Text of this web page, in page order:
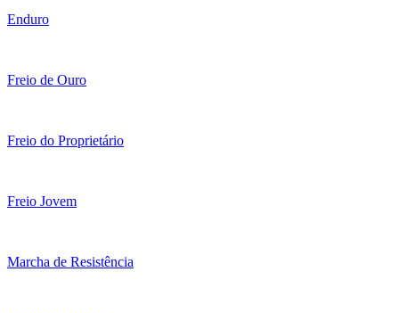
Enduro
Freio de Ouro
Freio do Proprietário
Freio Jovem
Marcha de Resistência